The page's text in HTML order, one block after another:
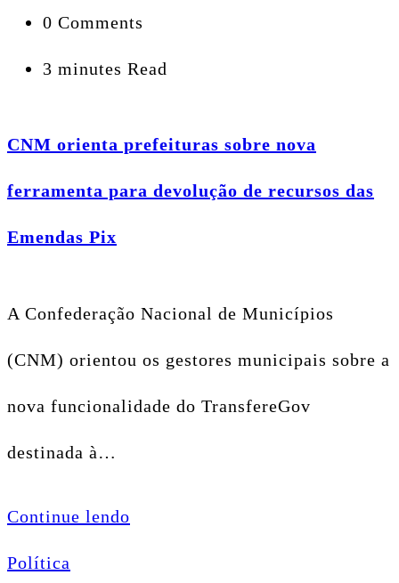
0 Comments
3 minutes Read
CNM orienta prefeituras sobre nova
ferramenta para devolução de recursos das
Emendas Pix
A Confederação Nacional de Municípios
(CNM) orientou os gestores municipais sobre a
nova funcionalidade do TransfereGov
destinada à…
Continue lendo
Política